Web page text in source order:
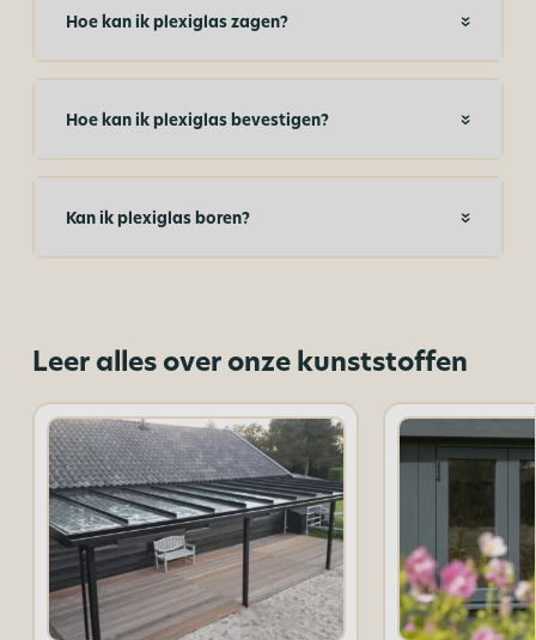
Hoe kan ik plexiglas zagen?
Hoe kan ik plexiglas bevestigen?
Kan ik plexiglas boren?
Leer alles over onze kunststoffen